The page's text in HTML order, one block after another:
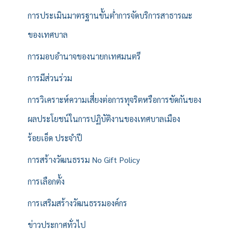
การประเมินมาตรฐานขั้นต่ำการจัดบริการสาธารณะ
ของเทศบาล
การมอบอำนาจของนายกเทศมนตรี
การมีส่วนร่วม
การวิเคราะห์ความเสี่ยงต่อการทุจริตหรือการขัดกันของ
ผลประโยชน์ในการปฏิบัติงานของเทศบาลเมือง
ร้อยเอ็ด ประจำปี
การสร้างวัฒนธรรม No Gift Policy
การเลือกตั้ง
การเสริมสร้างวัฒนธรรมองค์กร
ข่าวประกาศทั่วไป